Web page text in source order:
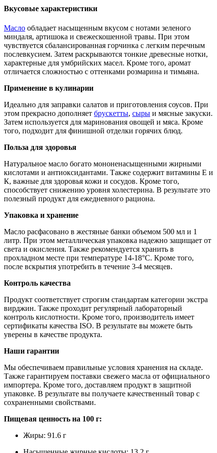
Вкусовые характеристики
Масло обладает насыщенным вкусом с нотами зеленого
миндаля, артишока и свежескошенной травы. При этом
чувствуется сбалансированная горчинка с легким перечным
послевкусием. Затем раскрываются тонкие древесные нотки,
характерные для умбрийских масел. Кроме того, аромат
отличается сложностью с оттенками розмарина и тимьяна.
Применение в кулинарии
Идеально для заправки салатов и приготовления соусов. При
этом прекрасно дополняет брускетты, сыры и мясные закуски.
Затем используется для маринования овощей и мяса. Кроме
того, подходит для финишной отделки горячих блюд.
Польза для здоровья
Натуральное масло богато мононенасыщенными жирными
кислотами и антиоксидантами. Также содержит витамины Е и
К, важные для здоровья кожи и сосудов. Кроме того,
способствует снижению уровня холестерина. В результате это
полезный продукт для ежедневного рациона.
Упаковка и хранение
Масло расфасовано в жестяные банки объемом 500 мл и 1
литр. При этом металлическая упаковка надежно защищает от
света и окисления. Также рекомендуется хранить в
прохладном месте при температуре 14-18°C. Кроме того,
после вскрытия употребить в течение 3-4 месяцев.
Контроль качества
Продукт соответствует строгим стандартам категории экстра
вирджин. Также проходит регулярный лабораторный
контроль кислотности. Кроме того, производитель имеет
сертификаты качества ISO. В результате вы можете быть
уверены в качестве продукта.
Наши гарантии
Мы обеспечиваем правильные условия хранения на складе.
Также гарантируем поставки свежего масла от официального
импортера. Кроме того, доставляем продукт в защитной
упаковке. В результате вы получаете качественный товар с
сохраненными свойствами.
Пищевая ценность на 100 г:
Жиры: 91.6 г